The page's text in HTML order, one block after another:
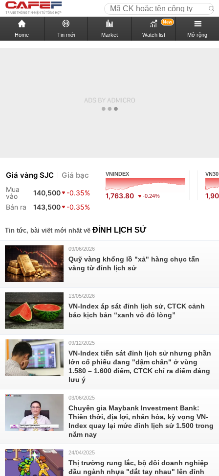
Home Tin mới Market Watch list
New
Mở rộng
Giá vàng SJC Giá bạc
Mua
vào
140,500
-0.35%
Bán ra
143,500 -0.35%
VNINDEX
1,763.80 -0.24%
VN30
Tin tức, bài viết mới nhất về ĐỈNH LỊCH SỬ
09/06/2026
Quỹ vàng khổng lồ "xả" hàng chục tấn
vàng từ đỉnh lịch sử
13/05/2026
VN-Index áp sát đỉnh lịch sử, CTCK cảnh
báo kịch bản “xanh vỏ đỏ lòng”
09/12/2025
VN-Index tiến sát đỉnh lịch sử nhưng phần
lớn cổ phiếu đang "dậm chân" ở vùng
1.580 – 1.600 điểm, CTCK chỉ ra điểm đáng
lưu ý
03/06/2025
Chuyên gia Maybank Investment Bank:
Thiên thời, địa lợi, nhân hòa, kỳ vọng VN-
Index quay lại mức đỉnh lịch sử 1.500 trong
năm nay
24/04/2025
Thị trường rung lắc, bộ đôi doanh nghiệp
đầu ngành nhựa "dắt tay nhau" lên đỉnh